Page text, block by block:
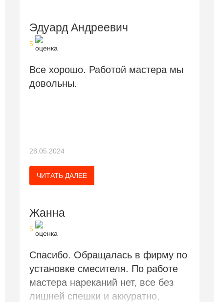
Эдуард Андреевич
5
Все хорошо. Работой мастера мы
довольны.
28.05.2024
ЧИТАТЬ ДАЛЕЕ
Жанна
5
Спасибо. Обращалась в фирму по
установке смесителя. По работе
мастера нареканий нет, все без
лишней спешки и аккуратно,